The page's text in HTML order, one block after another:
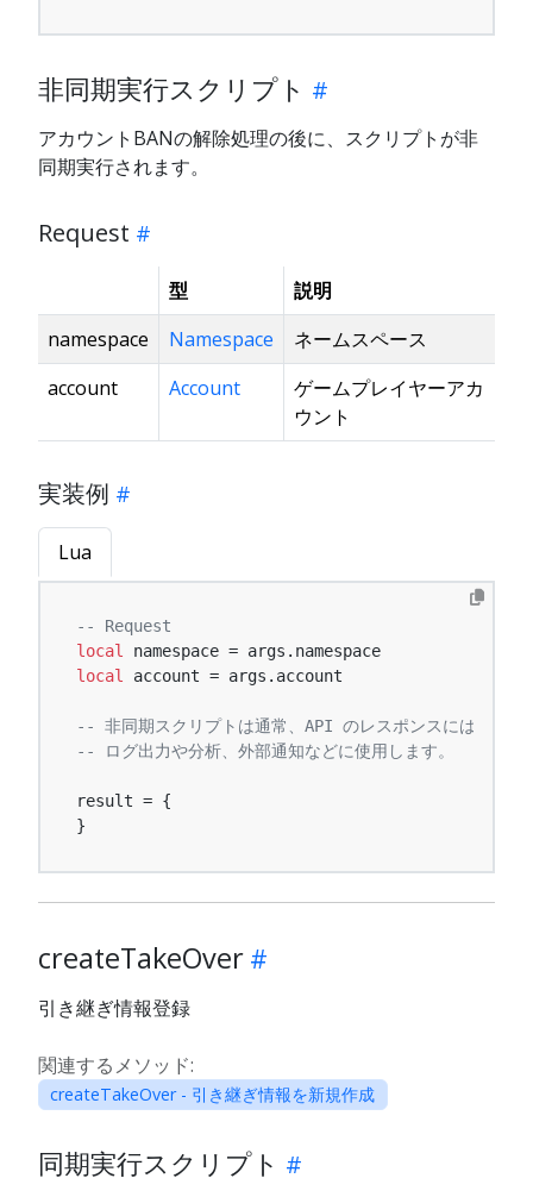
非同期実行スクリプト
アカウントBANの解除処理の後に、スクリプトが非
同期実行されます。
Request
型
説明
namespace
Namespace
ネームスペース
account
Account
ゲームプレイヤーアカ
ウント
実装例
Lua
-- Request
local
local account = args.account
-- 非同期スクリプトは通常、API のレスポンスには影響を
-- ログ出力や分析、外部通知などに使用します。
result = {
}
createTakeOver
引き継ぎ情報登録
関連するメソッド:
createTakeOver - 引き継ぎ情報を新規作成
同期実行スクリプト